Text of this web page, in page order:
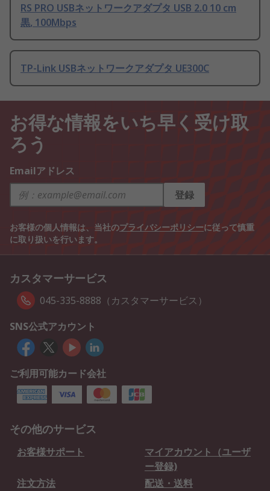
RS PRO USBネットワークアダプタ USB 2.0 10 cm
黒, 100Mbps
TP-Link USBネットワークアダプタ UE300C
お得な情報をいち早く受け取
ろう
Emailアドレス
登録
お客様の個人情報は、当社のプライバシーポリシーに従って慎重
に取り扱いを行います。
カスタマーサービス
045-335-8888（カスタマーサービス）
SNS公式アカウント
ご利用可能カード会社
その他のサービス
お客様サポート
マイアカウント（ユーザ
ー登録)
注文方法
配送・送料